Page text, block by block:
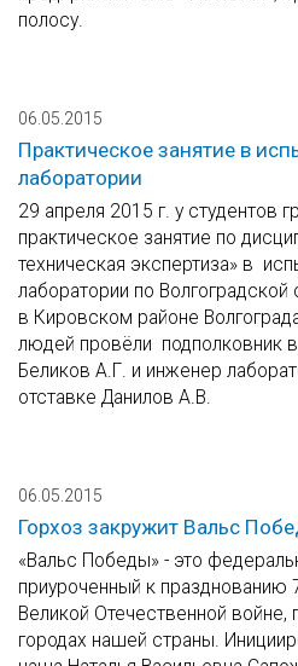
полосу.
06.05.2015
Практическое занятие в
лаборатории
29 апреля 2015 г. у студентов
практическое занятие по
техническая экспертиза» в
лаборатории по
в Кировском районе
людей провёли подполковник
Беликов А.Г. и инженер
отставке Данилов А.В.
06.05.2015
Горхоз закружит Вальс
«Вальс Победы» - это
приуроченный к празднованию
Великой Отечественной
городах нашей страны.